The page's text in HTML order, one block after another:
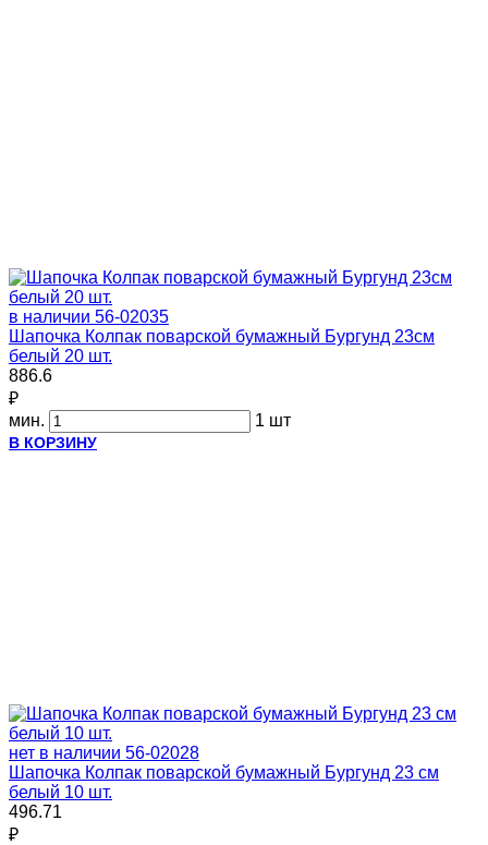
в наличии 56-02035
Шапочка Колпак поварской бумажный Бургунд 23см
белый 20 шт.
886.6
₽
мин.
1 шт
В КОРЗИНУ
нет в наличии 56-02028
Шапочка Колпак поварской бумажный Бургунд 23 см
белый 10 шт.
496.71
₽